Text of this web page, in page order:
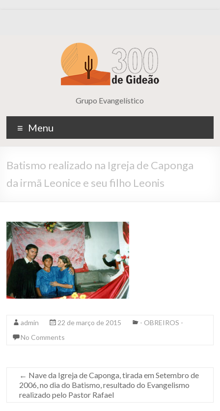
Grupo Evangelístico
Menu
Batismo realizado na Igreja de Caponga
da irmã Leonice e seu filho Leonis
admin 22 de março de 2015
- OBREIROS -
No Comments
← Nave da Igreja de Caponga, tirada em Setembro de
2006, no dia do Batismo, resultado do Evangelismo
realizado pelo Pastor Rafael